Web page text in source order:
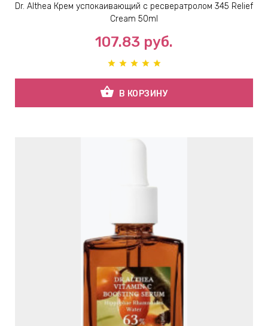
Dr. Althea Крем успокаивающий с ресвератролом 345 Relief
Cream 50ml
107.83 руб.
shopping_basket В КОРЗИНУ